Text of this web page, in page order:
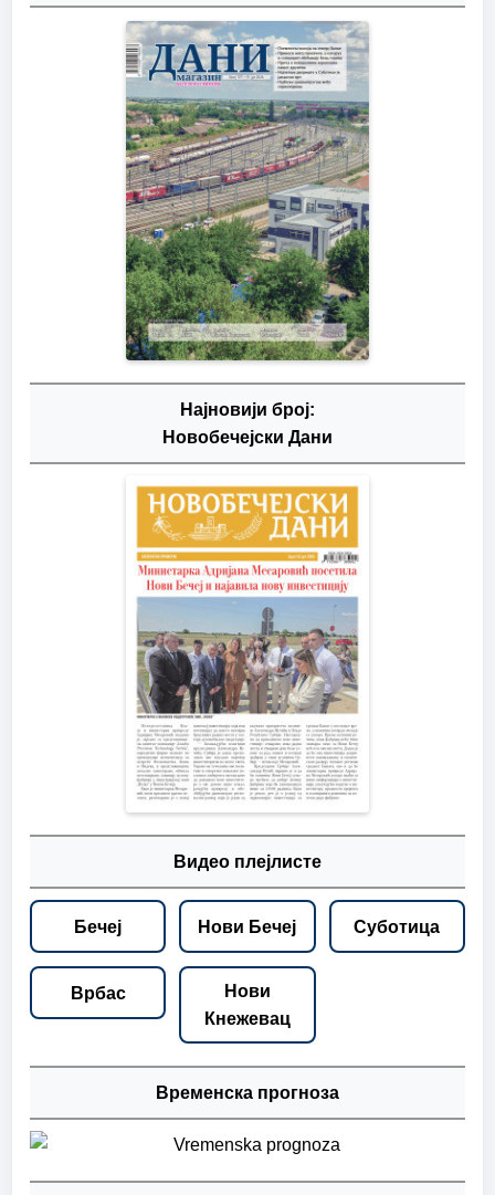
Најновији број:
Новобечејски Дани
Видео плејлисте
Бечеј Нови Бечеј Суботица
Врбас
Нови
Кнежевац
Временска прогноза